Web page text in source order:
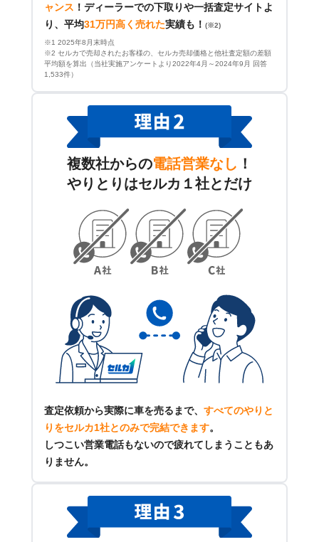
ャンス ！ ディーラーでの下取りや一括査定サイトよ
り、平均31万円高く売れた実績も！ (※2)
※1 2025年8月末時点
※2 セルカで売却されたお客様の、セルカ売却価格と他社査定額の差額
平均額を算出（当社実施アンケートより2022年4月～2024年9月 回答
1,533件）
複数社からの電話営業なし ！
やりとりはセルカ１社とだけ
査定依頼から実際に車を売るまで、 すべてのやりと
りをセルカ1社とのみで完結できます。
しつこい営業電話もないので疲れてしまうこともあ
りません。